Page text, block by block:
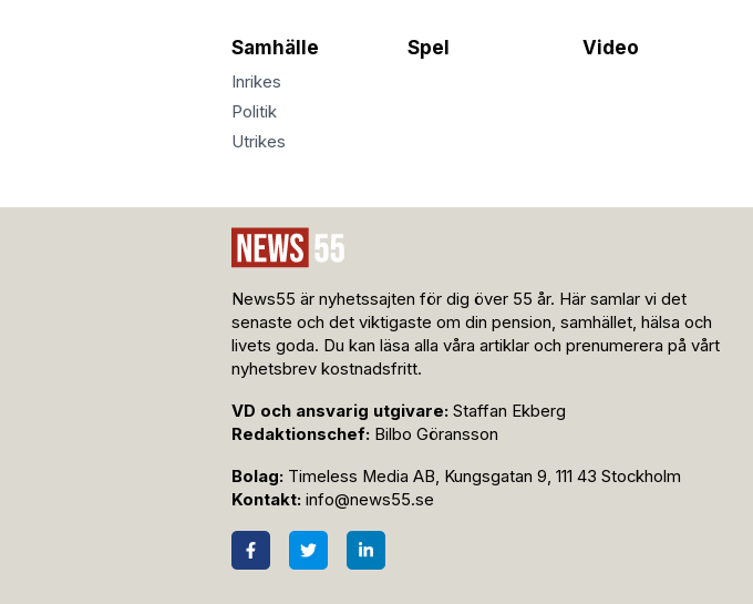
Samhälle
Inrikes
Politik
Utrikes
Spel Video
News55 är nyhetssajten för dig över 55 år. Här samlar vi det
senaste och det viktigaste om din pension, samhället, hälsa och
livets goda. Du kan läsa alla våra artiklar och prenumerera på vårt
nyhetsbrev kostnadsfritt.
VD och ansvarig utgivare: Staffan Ekberg
Redaktionschef: Bilbo Göransson
Bolag: Timeless Media AB, Kungsgatan 9, 111 43 Stockholm
Kontakt: info@news55.se